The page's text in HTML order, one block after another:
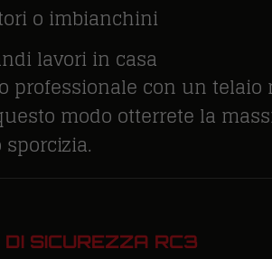
o imbianchini
lavori in casa
con un
modo otterrete la
SICUREZZA RC3